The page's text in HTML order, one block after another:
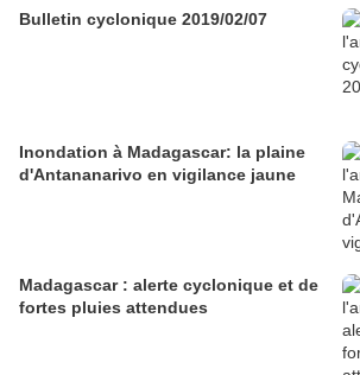
Bulletin cyclonique 2019/02/07
Inondation à Madagascar: la plaine
d'Antananarivo en vigilance jaune
Madagascar : alerte cyclonique et de
fortes pluies attendues